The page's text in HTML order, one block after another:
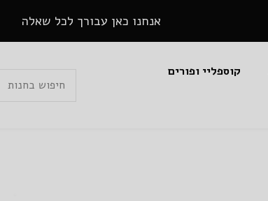
אנחנו כאן עבורך לכל שאלה
בכל שאלה או התלבטות ניתן
קוספליי ופורים